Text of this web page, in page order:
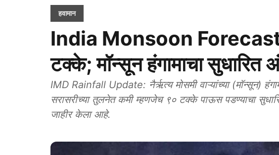
हवामान
India Monsoon
टक्के; मॉन्सून हंगामाचा सुधारित
IMD Rainfall Update: नैर्ऋत्य मोसमी वाऱ्यांच्या (मॉन्सून)
सरासरीच्या तुलनेत कमी म्हणजेच ९० टक्के पाऊस पडण्याचा
जाहीर केला आहे.